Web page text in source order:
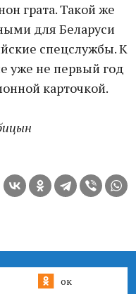
грата. Такой же
для Беларуси
спецслужбы. К
уже не первый год
карточкой.
ок